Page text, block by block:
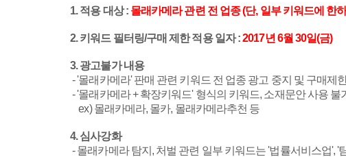
1. 적용 대상 : 몰래카메라 관련 전 업종 (단, 일부 키워드에 한
2. 키워드 필터링/구매 제한 적용 일자 :2017년 6월 30일(금)
3. 광고불가 내용
- '몰래카메라' 판매 관련 키워드 전 업종 광고 중지 및 구매제
- '몰래카메라 + 확장키워드' 형식의 키워드, 소재문안 사용 불
ex) 몰래카메라, 몰카, 몰래카메라추천 등
4. 심사강화
- 몰래카메라 탐지, 처벌 관련 일부 키워드는 '법률서비스업', '